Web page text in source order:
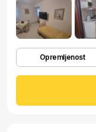
Opremljenost